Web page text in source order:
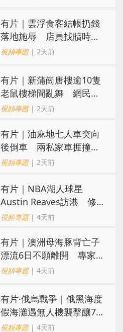
​有片｜雲浮食客結帳扔錢
落地施辱 店員找贖時還
施彼身獲老闆肯定
視頻專題| 2天前
有片｜新蒲崗唐樓逾10隻
老鼠樓梯間亂舞 網民嚇
親：每次經過都要好大勇
視頻專題| 2天前
有片｜油麻地七人車突向
後倒車 兩私家車捱撞
司機不顧而去
視頻專題| 2天前
有片｜NBA湖人球星
Austin Reaves訪港 修
頓與青少年交流球技
視頻專題| 4天前
有片｜澳洲母海豚背亡子
漂流6日不願離開 專家：
極度悲傷下的哀悼行為
視頻專題| 4天前
​有片·俄烏戰爭｜俄黑海度
假海灘遇無人機襲擊釀7死
40傷 俄烏各執一詞
視頻專題| 4天前